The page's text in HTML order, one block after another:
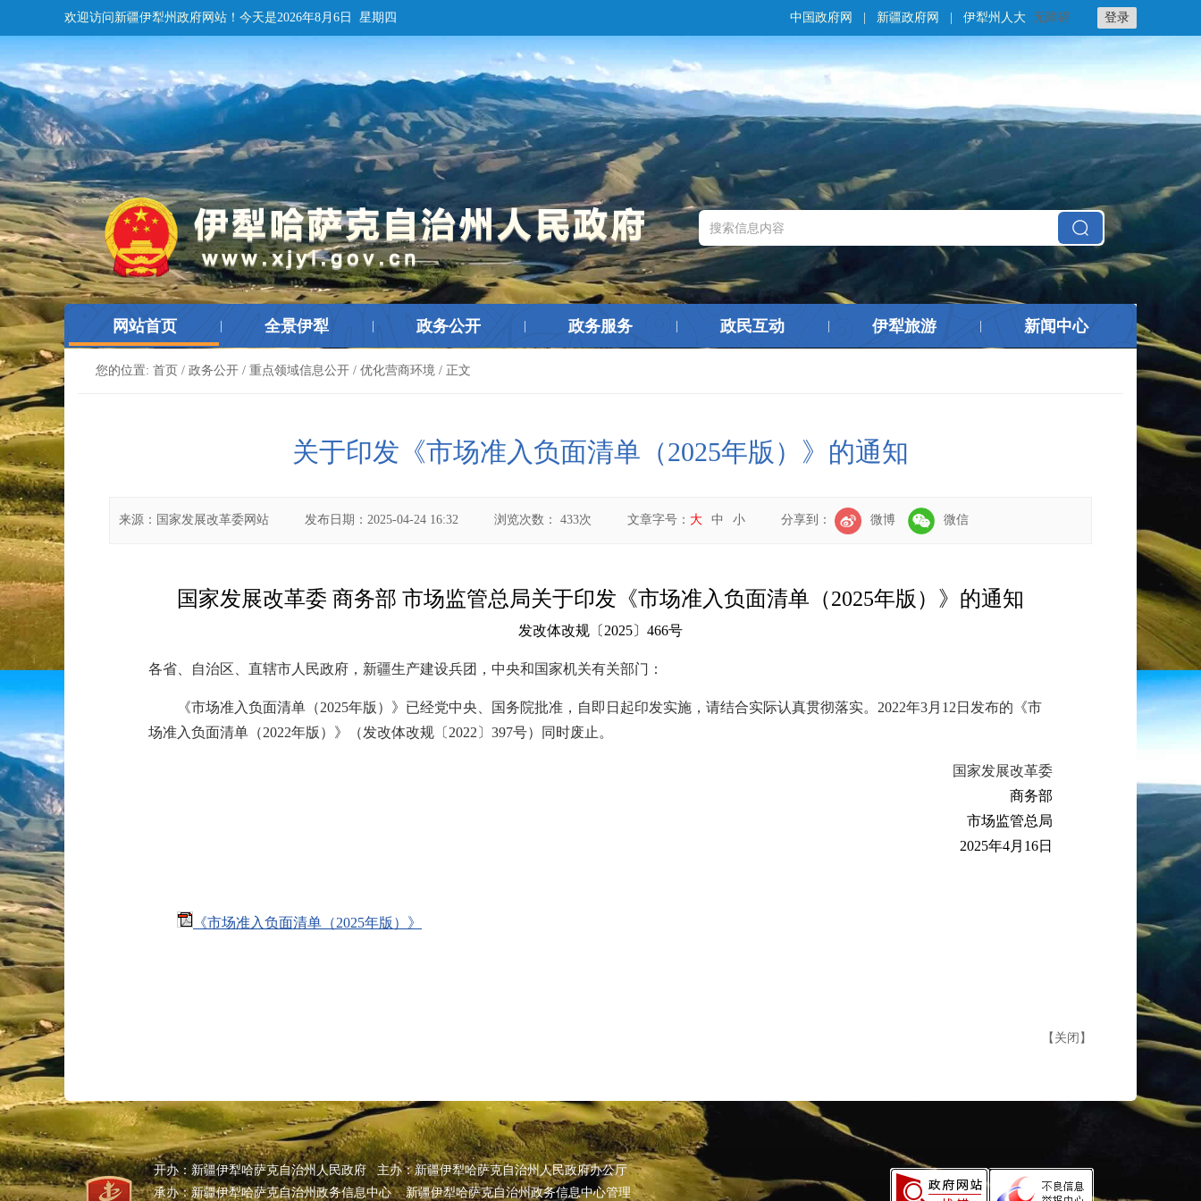
欢迎访问新疆伊犁州政府网站！ 今天是2026年8月6日 星期四 登录
无障碍
中国政府网 新疆政府网 伊犁州人大
网站首页 全景伊犁 政务公开 政务服务 政民互动 伊犁旅游 新闻中心
您的位置: 首页 / 政务公开 / 重点领域信息公开 / 优化营商环境 / 正文
关于印发《市场准入负面清单（2025年版）》的通知
来源： 国家发展改革委网站 发布日期： 2025-04-24 16:32 浏览次数： 433次 文章字号： 大 中 小 分享到： 微博 微信
国家发展改革委 商务部 市场监管总局关于印发《市场准入负面清单（2025年版）》的通知
发改体改规〔2025〕466号
各省、自治区、直辖市人民政府，新疆生产建设兵团，中央和国家机关有关部门：
《市场准入负面清单（2025年版）》已经党中央、国务院批准，自即日起印发实施，请结合实际认真贯彻落实。2022年3月12日发布的《市
场准入负面清单（2022年版）》（发改体改规〔2022〕397号）同时废止。
国家发展改革委
商务部
市场监管总局
2025年4月16日
《市场准入负面清单（2025年版）》
【 关闭 】
开办：新疆伊犁哈萨克自治州人民政府 主办：新疆伊犁哈萨克自治州人民政府办公厅
承办：新疆伊犁哈萨克自治州政务信息中心 新疆伊犁哈萨克自治州政务信息中心管理